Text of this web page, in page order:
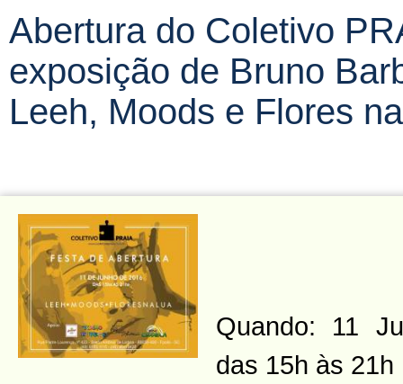
Abertura do Coletivo
exposição de Bruno
Leeh, Moods e Flores
Quando: 11
das 15h às 21h